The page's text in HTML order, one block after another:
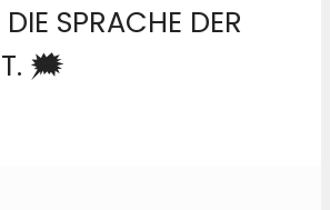
DIE SPRACHE DER
🗯️